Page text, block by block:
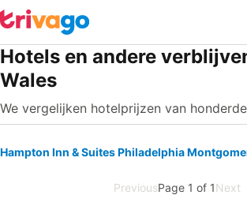
Hotels en andere
Wales
We vergelijken hotelprijzen van
Hampton Inn & Suites Philadelphia
PreviousPage 1 of 1Next